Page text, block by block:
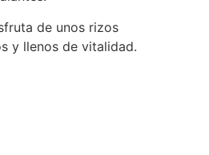
de unos rizos
y llenos de vitalidad.